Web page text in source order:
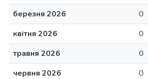
березня 2026
0
квітня 2026
0
травня 2026
0
червня 2026
0